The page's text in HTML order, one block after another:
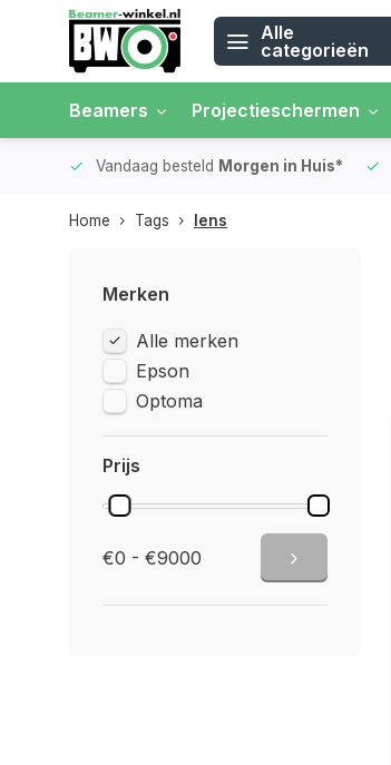
Alle
categorieën
Beamers Projectieschermen
Vandaag besteld Morgen in Huis*
Home Tags lens
Merken
Alle merken
Epson
Optoma
Prijs
€0 - €9000